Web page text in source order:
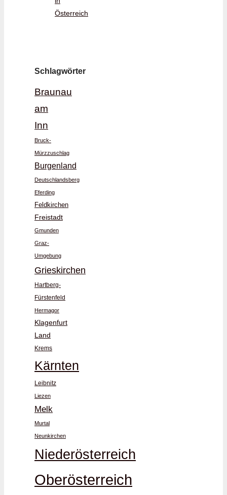
Österreich
Schlagwörter
Braunau
am
Inn
Bruck-
Mürzzuschlag
Burgenland
Deutschlandsberg
Eferding
Feldkirchen
Freistadt
Gmunden
Graz-
Umgebung
Grieskirchen
Hartberg-
Fürstenfeld
Hermagor
Klagenfurt
Land
Krems
Kärnten
Leibnitz
Liezen
Melk
Murtal
Neunkirchen
Niederösterreich
Oberösterreich